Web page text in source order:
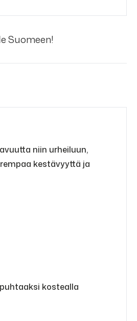
Suomeen!
niin urheiluun,
kestävyyttä ja
kostealla